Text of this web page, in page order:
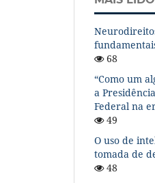
68
“Como um
a
Federal na
49
O uso de
tomada de
48